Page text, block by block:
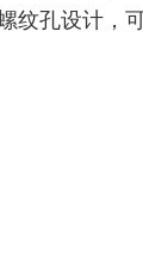
纹孔设计，